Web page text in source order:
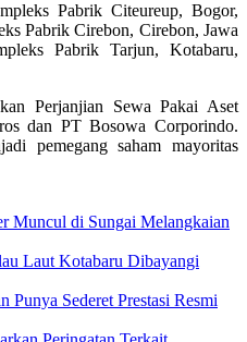
Pabrik Citeureup, Bogor,
Pabrik Cirebon, Cirebon, Jawa
Pabrik Tarjun, Kotabaru,
Perjanjian Sewa Pakai Aset
dan PT Bosowa Corporindo.
pemegang saham mayoritas
Muncul di Sungai Melangkaian
Laut Kotabaru Dibayangi
Sederet Prestasi Resmi